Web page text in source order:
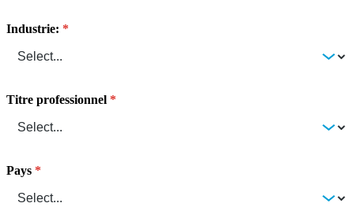
Industrie:
Titre professionnel
Pays